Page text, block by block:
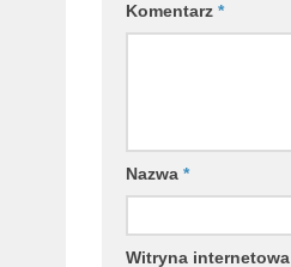
Komentarz *
Nazwa *
Witryna internetowa